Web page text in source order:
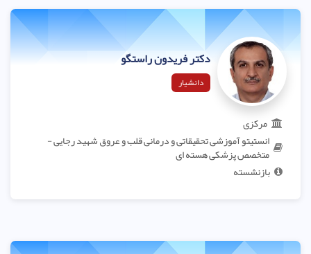
دکتر فریدون راستگو
دانشیار
مرکزی
انستیتو آموزشی تحقیقاتی و درمانی قلب و عروق شهید رجایی -
متخصص پزشکی هسته ای
بازنشسته